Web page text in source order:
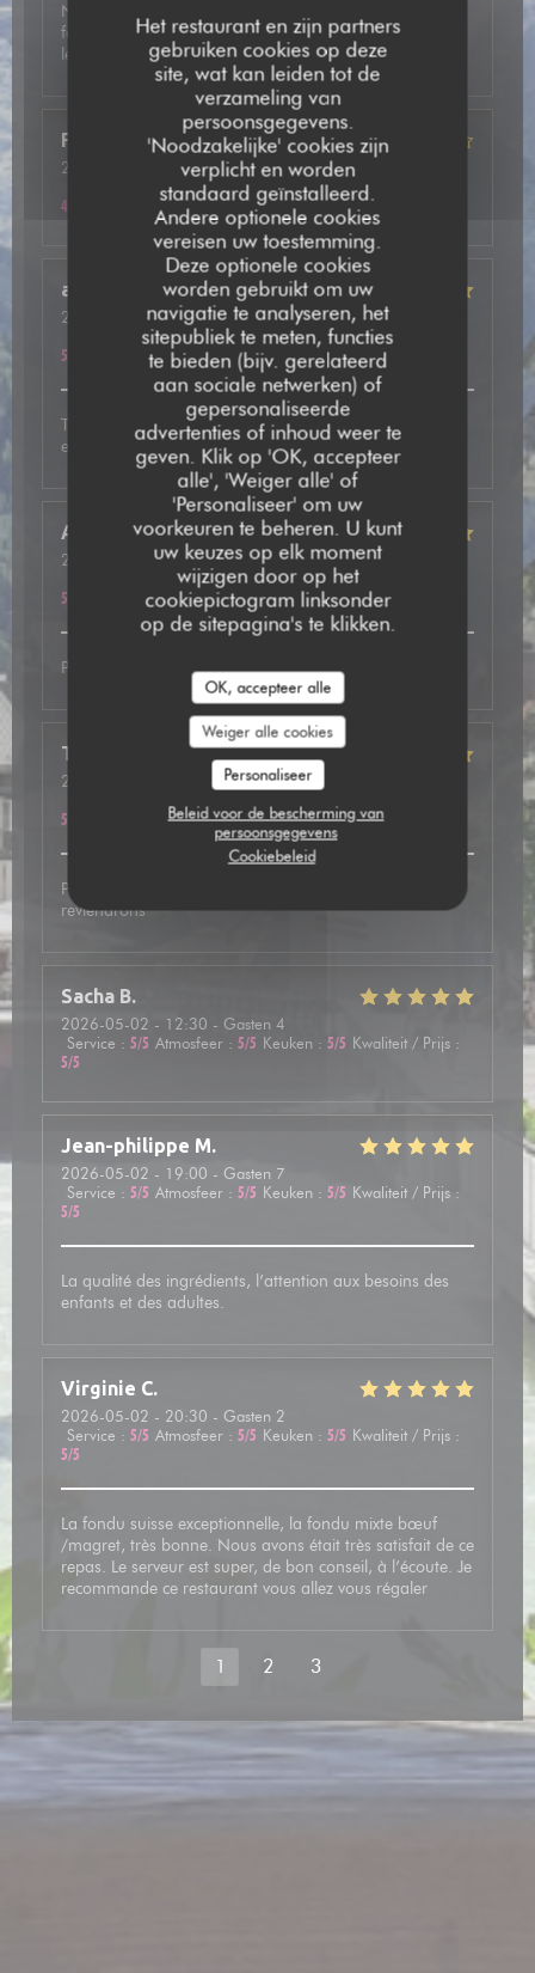
Het restaurant en zijn partners
gebruiken cookies op deze
site, wat kan leiden tot de
verzameling van
persoonsgegevens.
'Noodzakelijke' cookies zijn
verplicht en worden
standaard geïnstalleerd.
Andere optionele cookies
vereisen uw toestemming.
Deze optionele cookies
worden gebruikt om uw
navigatie te analyseren, het
sitepubliek te meten, functies
te bieden (bijv. gerelateerd
aan sociale netwerken) of
gepersonaliseerde
advertenties of inhoud weer te
geven. Klik op 'OK, accepteer
alle', 'Weiger alle' of
'Personaliseer' om uw
voorkeuren te beheren. U kunt
uw keuzes op elk moment
wijzigen door op het
cookiepictogram linksonder
op de sitepagina's te klikken.
OK, accepteer alle
Weiger alle cookies
Personaliseer
Beleid voor de bescherming van
persoonsgegevens
Cookiebeleid
Nous avons été très bien accueilli et avons pris une
fondue mixte avec des viandes de qualité. En dessert
leurs crêpes étaient vraiment délicieuses.
Frédéric F
2026-05-13
- 20:15 - Gasten 2
Atmosfeer: 4/5 Keuken: 4/5 Kwaliteit / Prijs
4
annie
2026-05-14- 20:00 - Gasten 2
/5 Atmosfeer: 5/5 Keuken: 5/5 Kwaliteit / Prijs
5
Très bon accueil, plat excellent avec de très bonnes
explications. A refaire
Anne
2026-05-12
- 19:30 - Gasten 2
Atmosfeer: 5/5 Keuken: 5/5 Kwaliteit / Prijs
5
Parfait comme d’habitude.
Thibaut
2026-05-07
- 20:00 - Gasten 3
5
Personnes très chaleureux. Plats délicieux. Nous
reviendrons
Sacha B
2026-05-02 - 12:30 - Gasten 4
Service : 5/5 Atmosfeer : 5/5 Keuken : 5/5 Kwaliteit / Prijs :
5/5
Jean-philippe M
2026-05-02 - 19:00 - Gasten 7
Service : 5/5 Atmosfeer : 5/5 Keuken : 5/5 Kwaliteit / Prijs :
5/5
La qualité des ingrédients, l’attention aux besoins des
enfants et des adultes.
Virginie C
2026-05-02 - 20:30 - Gasten 2
Service : 5/5 Atmosfeer : 5/5 Keuken : 5/5 Kwaliteit / Prijs :
5/5
La fondu suisse exceptionnelle, la fondu mixte bœuf
/magret, très bonne. Nous avons était très satisfait de ce
repas. Le serveur est super, de bon conseil, à l’écoute. Je
recommande ce restaurant vous allez vous régaler
1 2 3